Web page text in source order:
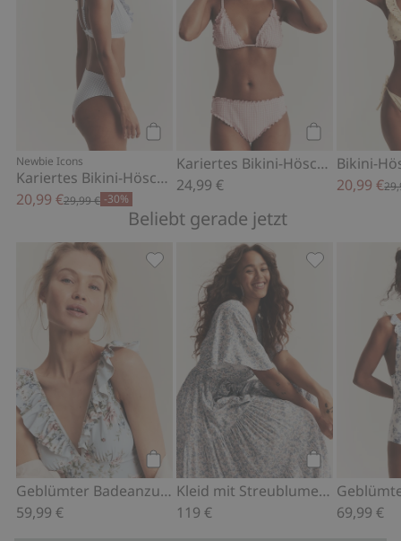
Newbie Icons
Kariertes Bikini-Höschen von Newbie Woman
20,99 €29,99 € -30%
Kariertes Bikini-Höschen von Newbie Woman
24,99 €
20,99 €
Beliebt gerade jetzt
Kaufen
Geblümter Badeanzug Newbie Woman
59,99 €
Geblümter Badeanzug Newbie
Kaufen
Kleid mit Streublumenmuster von Newbie Woman
119 €
Kleid mit
69,99 €